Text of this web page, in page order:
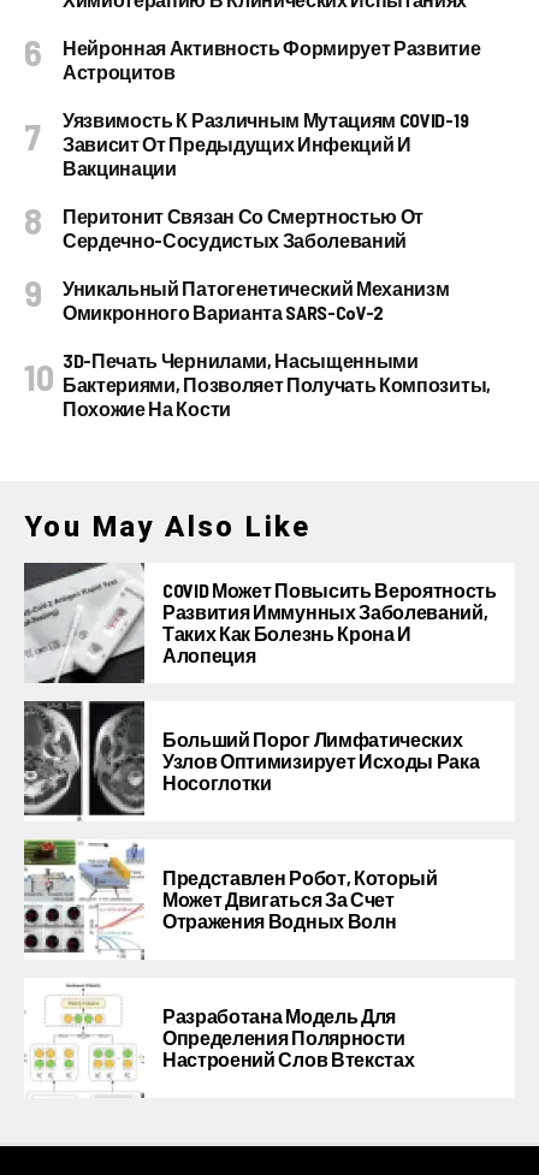
Нейронная Активность Формирует Развитие
Астроцитов
Уязвимость К Различным Мутациям COVID-19
Зависит От Предыдущих Инфекций И
Вакцинации
Перитонит Связан Со Смертностью От
Сердечно-Сосудистых Заболеваний
Уникальный Патогенетический Механизм
Омикронного Варианта SARS-CoV-2
3D-Печать Чернилами, Насыщенными
Бактериями, Позволяет Получать Композиты,
Похожие На Кости
You May Also Like
COVID Может Повысить Вероятность
Развития Иммунных Заболеваний,
Таких Как Болезнь Крона И
Алопеция
Больший Порог Лимфатических
Узлов Оптимизирует Исходы Рака
Носоглотки
Представлен Робот, Который
Может Двигаться За Счет
Отражения Водных Волн
Разработана Модель Для
Определения Полярности
Настроений Слов Втекстах